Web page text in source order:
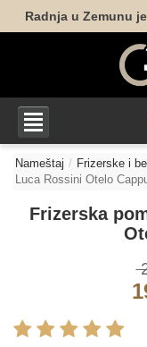
Radnja u Zemunu
Nameštaj Frizerske i
Luca Rossini Otelo
Frizerska